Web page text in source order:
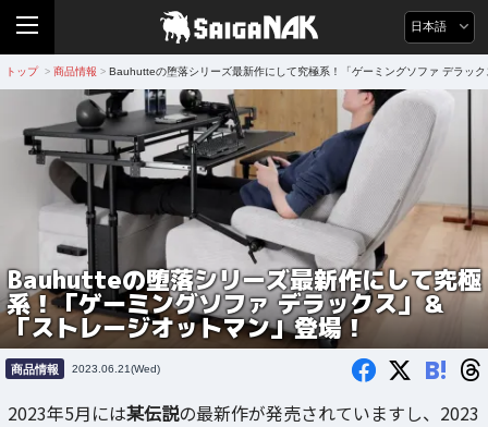
日本語
トップ > 商品情報 > Bauhutteの堕落シリーズ最新作にして究極系！「ゲーミングソファ デラッ
Bauhutteの堕落シリーズ最新作にして究極
系！「ゲーミングソファ デラックス」＆
「ストレージオットマン」登場！
商品情報 2023.06.21(Wed) B!
2023年5月には某伝説の最新作が発売されていますし、2023